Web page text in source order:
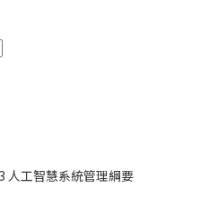
人工智慧系統管理綱要